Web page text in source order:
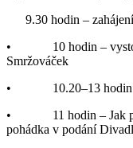
9.30 hodin – zahájení
• 10 hodin –
Smržováček
• 10.20–13 hodin –
• 11 hodin – Jak
pohádka v podání